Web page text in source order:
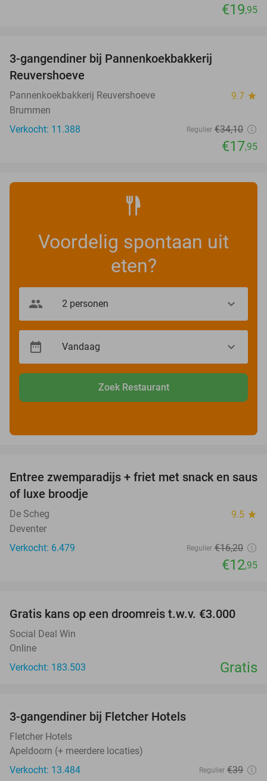
€19,95
3-gangendiner bij Pannenkoekbakkerij
Reuvershoeve
Pannenkoekbakkerij Reuvershoeve 9.7 star
Brummen
Verkocht: 11.388
Regulier €34,10
€17,95
Voordelig spontaan uit
eten?
Zoek Restaurant
20%
Entree zwemparadijs + friet met snack en saus
of luxe broodje
De Scheg 9.5 star
Deventer
Verkocht: 6.479
Regulier €16,20
€12,95
Gratis kans op een droomreis t.w.v. €3.000
Social Deal Win
Online
Verkocht: 183.503
Gratis
3-gangendiner bij Fletcher Hotels
Fletcher Hotels
Apeldoorn (+ meerdere locaties)
Verkocht: 13.484
Regulier €39